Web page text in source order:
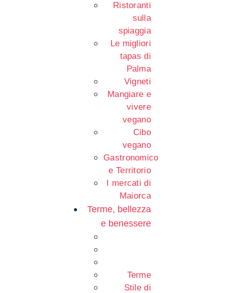
Ristoranti
sulla
spiaggia
Le migliori
tapas di
Palma
Vigneti
Mangiare e
vivere
vegano
Cibo
vegano
Gastronomico
e Territorio
I mercati di
Maiorca
Terme, bellezza
e benessere
Terme
Stile di